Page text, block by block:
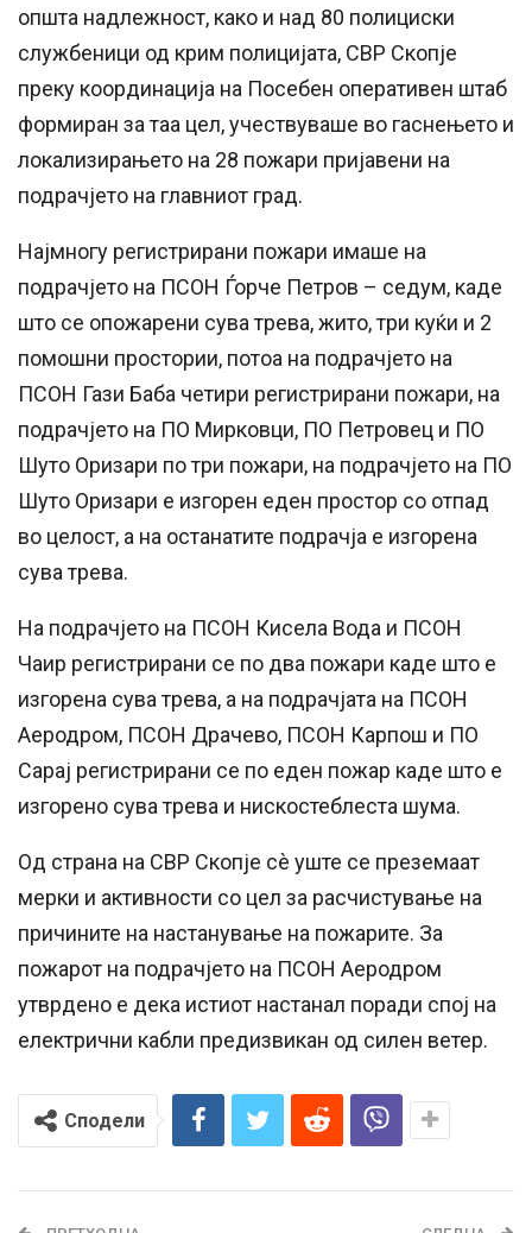
општа надлежност, како и над 80 полициски
службеници од крим полицијата, СВР Скопје
преку координација на Посебен оперативен штаб
формиран за таа цел, учествуваше во гаснењето и
локализирањето на 28 пожари пријавени на
подрачјето на главниот град.
Најмногу регистрирани пожари имаше на
подрачјето на ПСОН Ѓорче Петров – седум, каде
што се опожарени сува трева, жито, три куќи и 2
помошни простории, потоа на подрачјето на
ПСОН Гази Баба четири регистрирани пожари, на
подрачјето на ПО Мирковци, ПО Петровец и ПО
Шуто Оризари по три пожари, на подрачјето на ПО
Шуто Оризари е изгорен еден простор со отпад
во целост, а на останатите подрачја е изгорена
сува трева.
На подрачјето на ПСОН Кисела Вода и ПСОН
Чаир регистрирани се по два пожари каде што е
изгорена сува трева, а на подрачјата на ПСОН
Аеродром, ПСОН Драчево, ПСОН Карпош и ПО
Сарај регистрирани се по еден пожар каде што е
изгорено сува трева и нискостеблеста шума.
Од страна на СВР Скопје сè уште се преземаат
мерки и активности со цел за расчистување на
причините на настанување на пожарите. За
пожарот на подрачјето на ПСОН Аеродром
утврдено е дека истиот настанал поради спој на
електрични кабли предизвикан од силен ветер.
Сподели